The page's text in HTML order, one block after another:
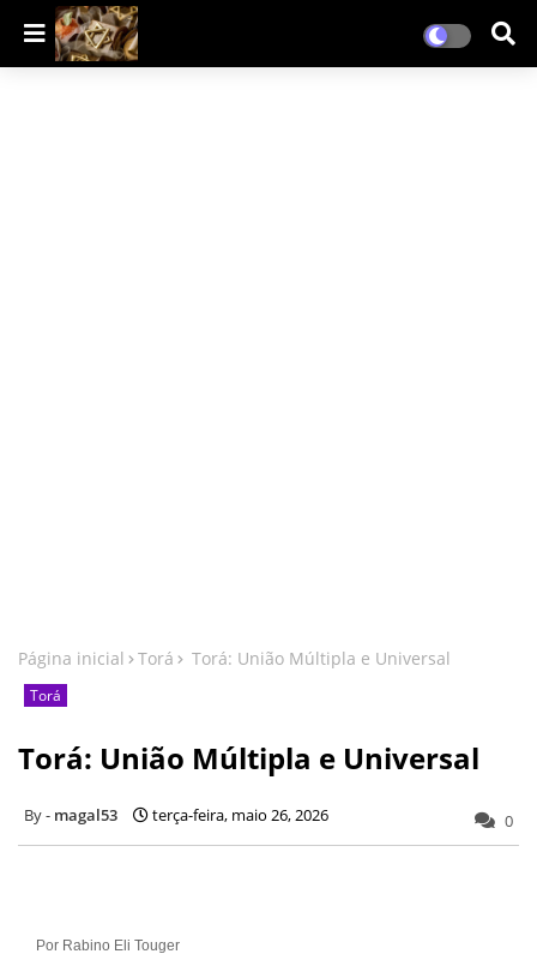
Página inicial Torá Torá: União Múltipla e Universal
Torá
Torá: União Múltipla e Universal
magal53 terça-feira, maio 26, 2026 0
Por Rabino Eli Touger